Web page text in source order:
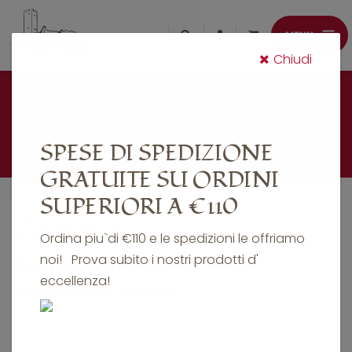
Cosmetica
Crema viso anti-age
Veleno d'api e Botox
Chiudi
SPESE DI SPEDIZIONE
GRATUITE SU ORDINI
SUPERIORI A €110
Ordina piu`di €110 e le spedizioni le offriamo
noi! Prova subito i nostri prodotti d'
eccellenza!